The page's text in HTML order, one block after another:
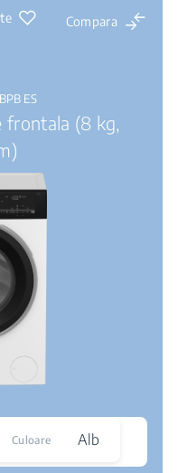
Compara
ES
frontala (8 kg,
Culoare Alb